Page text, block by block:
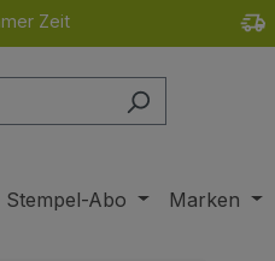
Zeit
Stempel-Abo Marken